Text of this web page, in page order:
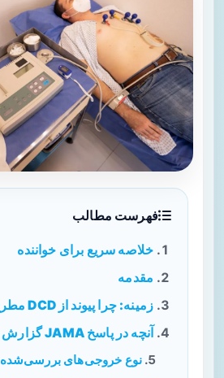
فهرست مطالب
خلاصه سریع برای خواننده
مقدمه
زمینه: چرا پیوند از DCD مطرح است؟
آنچه در پاسخ JAMA گزارش شد
نوع خروجی‌های بررسی‌شده